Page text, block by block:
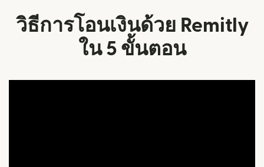
วิธีการโอนเงินด้วย Remitly
ใน 5 ขั้นตอน